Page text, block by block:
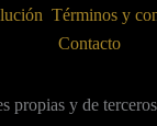
Términos y
Contacto
propias y de